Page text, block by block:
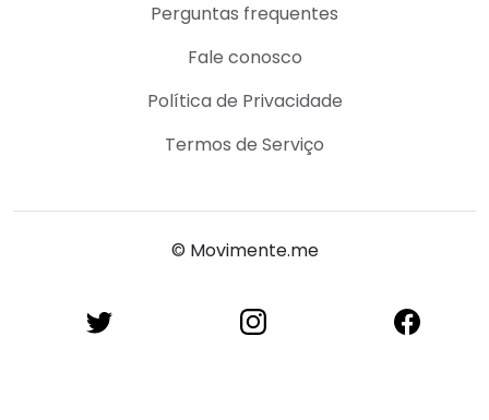
Perguntas frequentes
Fale conosco
Política de Privacidade
Termos de Serviço
© Movimente.me